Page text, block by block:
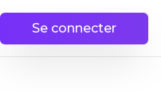
Se connecter